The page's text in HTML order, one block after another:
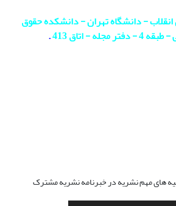
انقلاب - دانشگاه تهران - دانشکده حقوق
مجله - اتاق 413
.
های مهم نشریه در خبرنامه نشریه مشترک